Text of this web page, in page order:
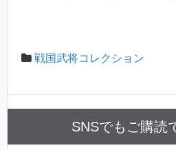
戦国武将コレクション
SNSでもご購読